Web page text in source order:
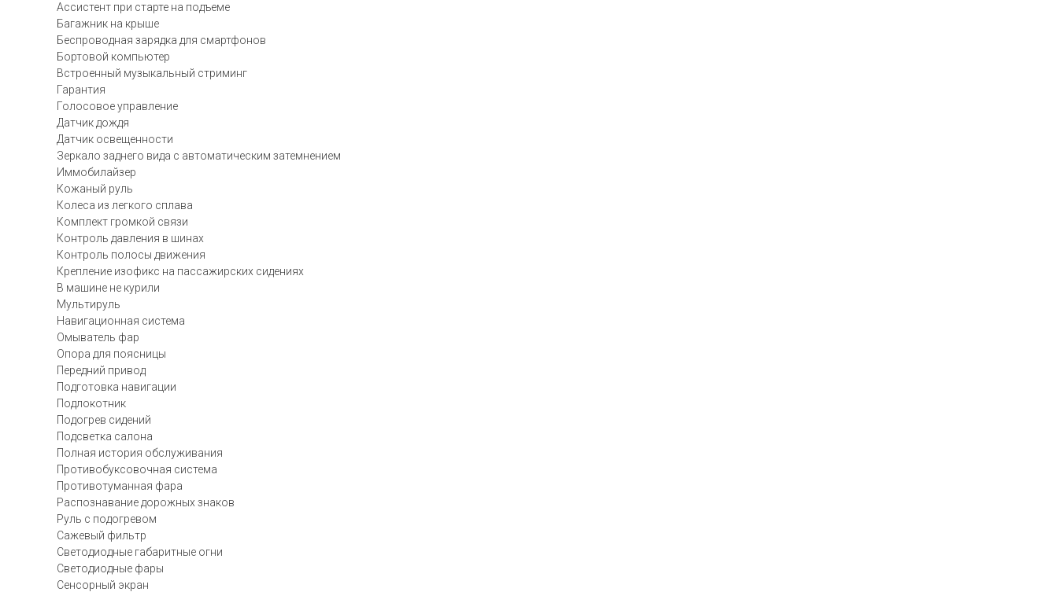
Ассистент при старте на подъеме
Багажник на крыше
Беспроводная зарядка для смартфонов
Бортовой компьютер
Встроенный музыкальный стриминг
Гарантия
Голосовое управление
Датчик дождя
Датчик освещенности
Зеркало заднего вида с автоматическим затемнением
Иммобилайзер
Кожаный руль
Колеса из легкого сплава
Комплект громкой связи
Контроль давления в шинах
Контроль полосы движения
Крепление изофикс на пассажирских сидениях
В машине не курили
Мультируль
Навигационная система
Омыватель фар
Опора для поясницы
Передний привод
Подготовка навигации
Подлокотник
Подогрев сидений
Подсветка салона
Полная история обслуживания
Противобуксовочная система
Противотуманная фара
Распознавание дорожных знаков
Руль с подогревом
Сажевый фильтр
Светодиодные габаритные огни
Светодиодные фары
Сенсорный экран